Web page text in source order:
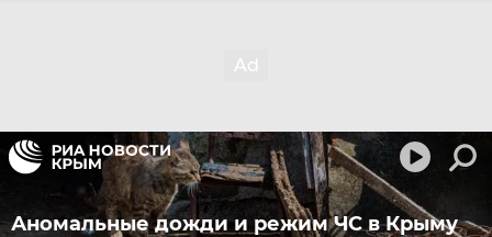
Аномальные дожди и режим ЧС в Крыму